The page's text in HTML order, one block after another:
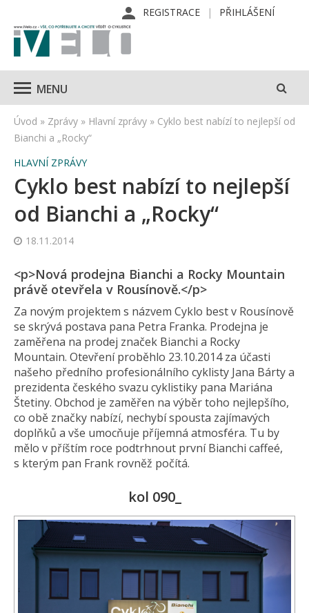
REGISTRACE PŘIHLÁŠENÍ
MENU
Úvod » Zprávy » Hlavní zprávy » Cyklo best nabízí to nejlepší od
Bianchi a „Rocky“
HLAVNÍ ZPRÁVY
Cyklo best nabízí to nejlepší
od Bianchi a „Rocky“
18.11.2014
<p>Nová prodejna Bianchi a Rocky Mountain
právě otevřela v Rousínově.</p>
Za novým projektem s názvem Cyklo best v Rousínově
se skrývá postava pana Petra Franka. Prodejna je
zaměřena na prodej značek Bianchi a Rocky
Mountain. Otevření proběhlo 23.10.2014 za účasti
našeho předního profesionálního cyklisty Jana Bárty a
prezidenta českého svazu cyklistiky pana Mariána
Štetiny. Obchod je zaměřen na výběr toho nejlepšího,
co obě značky nabízí, nechybí spousta zajímavých
doplňků a vše umocňuje příjemná atmosféra. Tu by
mělo v příštím roce podtrhnout první Bianchi caffeé,
s kterým pan Frank rovněž počítá.
kol 090_